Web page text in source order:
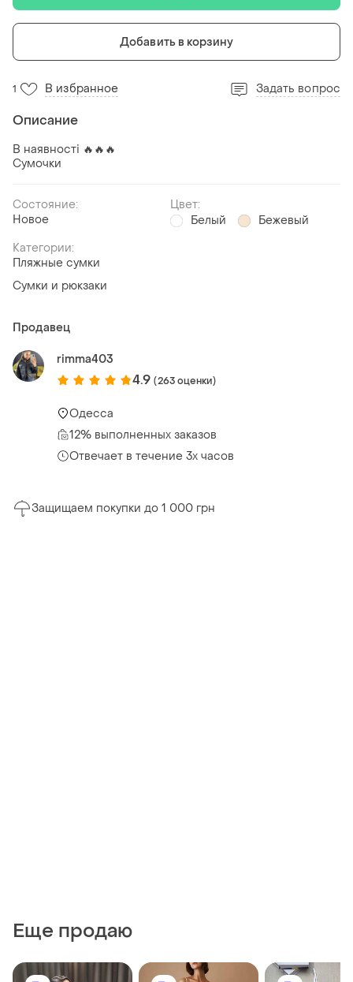
Добавить в корзину
1 В избранное Задать вопрос
Описание
В наявності 🔥🔥🔥
Сумочки
Состояние:
Новое
Цвет:
Белый
Бежевый
Категории:
Пляжные сумки
Сумки и рюкзаки
Продавец
rimma403
4.9 (263 оценки)
Одесса
12% выполненных заказов
Отвечает в течение 3х часов
Защищаем покупки до 1 000 грн
Еще продаю